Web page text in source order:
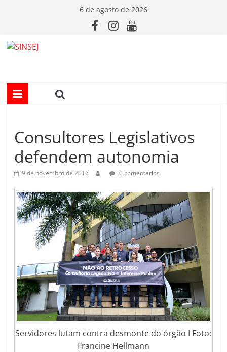
conteúdo
6 de agosto de 2026
I
S
E
Consultores Legislativos
defendem autonomia
9 de novembro de 2016 0 comentários
Servidores lutam contra desmonte do órgão I Foto:
Francine Hellmann